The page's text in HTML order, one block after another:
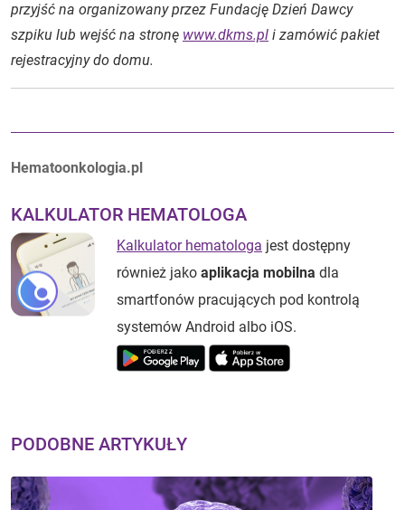
przyjść na organizowany przez Fundację Dzień Dawcy
szpiku lub wejść na stronę www.dkms.pl i zamówić pakiet
rejestracyjny do domu.
Autorzy:
Hematoonkologia.pl
KALKULATOR HEMATOLOGA
Kalkulator hematologa jest dostępny
również jako aplikacja mobilna dla
smartfonów pracujących pod kontrolą
systemów Android albo iOS.
PODOBNE ARTYKUŁY